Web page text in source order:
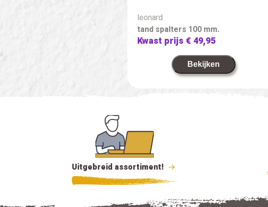
leonard
tand spalters 100 mm.
Kwast prijs€ 49,95
Bekijken
Uitgebreid assortiment!